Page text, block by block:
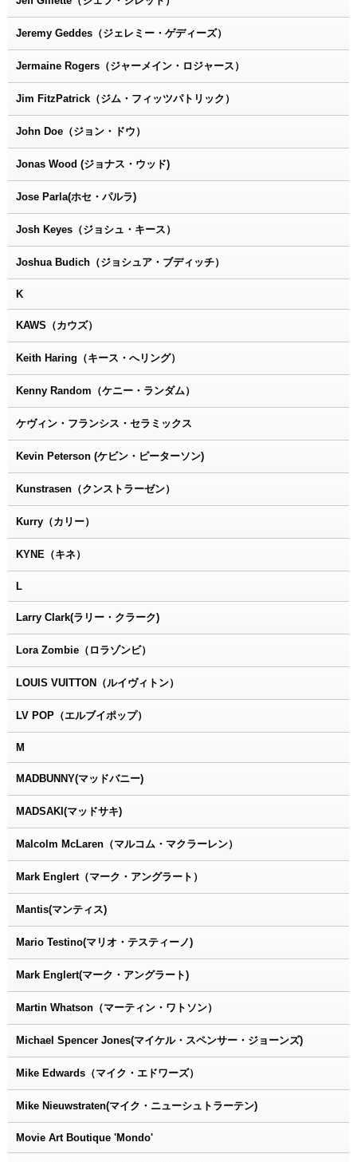
Jeremy Geddes（ジェレミー・ゲディーズ）
Jermaine Rogers（ジャーメイン・ロジャース）
Jim FitzPatrick（ジム・フィッツパトリック）
John Doe（ジョン・ドウ）
Jonas Wood (ジョナス・ウッド)
Jose Parla(ホセ・パルラ)
Josh Keyes（ジョシュ・キース）
Joshua Budich（ジョシュア・ブディッチ）
K
KAWS（カウズ）
Keith Haring（キース・へリング）
Kenny Random（ケニー・ランダム）
ケヴィン・フランシス・セラミックス
Kevin Peterson (ケビン・ピーターソン)
Kunstrasen（クンストラーゼン）
Kurry（カリー）
KYNE（キネ）
L
Larry Clark(ラリー・クラーク)
Lora Zombie（ロラゾンビ）
LOUIS VUITTON（ルイヴィトン）
LV POP（エルブイポップ）
M
MADBUNNY(マッドバニー)
MADSAKI(マッドサキ)
Malcolm McLaren（マルコム・マクラーレン）
Mark Englert（マーク・アングラート）
Mantis(マンティス)
Mario Testino(マリオ・テスティーノ)
Mark Englert(マーク・アングラート)
Martin Whatson（マーティン・ワトソン）
Michael Spencer Jones(マイケル・スペンサー・ジョーンズ)
Mike Edwards（マイク・エドワーズ）
Mike Nieuwstraten(マイク・ニューシュトラーテン)
Movie Art Boutique 'Mondo'